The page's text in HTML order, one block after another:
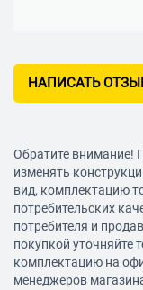
НАПИСАТЬ
Обратите внимание!
изменять
вид, комплектацию
потребительских
потребителя и
покупкой уточняйте
комплектацию на
менеджеров